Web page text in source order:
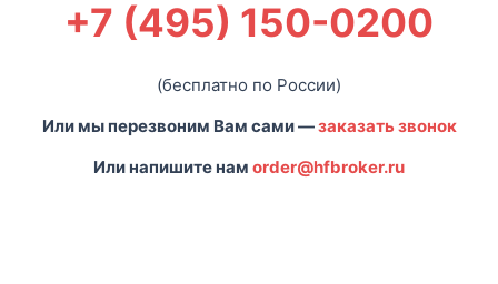
+7 (495) 150-0200
(бесплатно по России)
Или мы перезвоним Вам сами —заказать звонок
Или напишите нам order@hfbroker.ru